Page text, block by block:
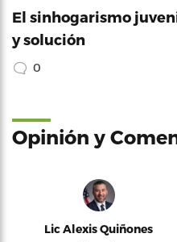
El sinhogarismo
y solución
0
Opinión y
Lic Alexis Quiñones